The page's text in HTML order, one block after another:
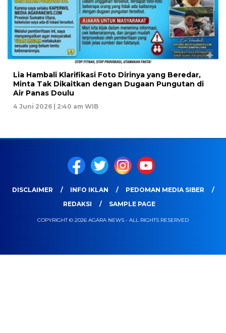
Lia Hambali Klarifikasi Foto Dirinya yang Beredar,
Minta Tak Dikaitkan dengan Dugaan Pungutan di
Air Panas Doulu
4 Juni 2026 | 2:40 am WIB
DISCLAIMER INFO IKLAN
PEDOMAN MEDIA SIBER
REDAKSI
SAMPLE PAGE
COPYRIGHT © 2026 AGARA NEWS - ALL RIGHTS RESERVED